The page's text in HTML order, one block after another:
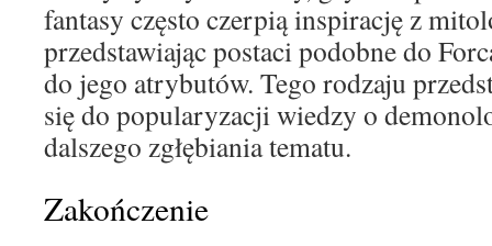
fantasy często czerpią inspirację z
przedstawiając postaci podobne do
do jego atrybutów. Tego rodzaju
się do popularyzacji wiedzy o
dalszego zgłębiania tematu.
Zakończenie